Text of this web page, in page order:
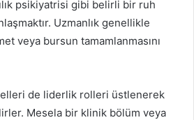
psikiyatrisi gibi belirli bir ruh
Uzmanlık genellikle
veya bursun tamamlanmasını
de liderlik rolleri üstlenerek
Mesela bir klinik bölüm veya